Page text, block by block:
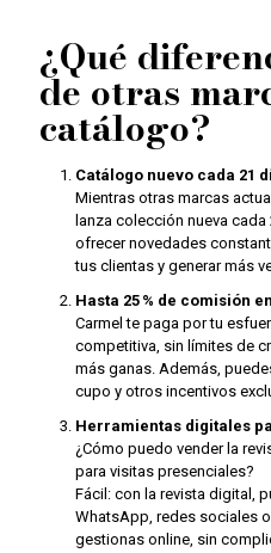
¿Qué
de otras
catálogo?
Catálogo nuevo cada 21
Mientras otras marcas
lanza colección nueva
ofrecer novedades
tus clientas y generar más
Hasta 25 % de comisión
Carmel te paga por tu
competitiva, sin límites de
más ganas. Además,
cupo y otros incentivos
Herramientas digitales
¿Cómo puedo vender la
para visitas presenciales?
Fácil: con la revista digital,
WhatsApp, redes sociales
gestionas online, sin